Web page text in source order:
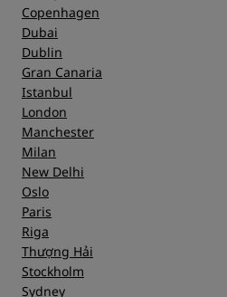
Copenhagen
Dubai
Dublin
Gran Canaria
Istanbul
London
Manchester
Milan
New Delhi
Oslo
Paris
Riga
Thượng Hải
Stockholm
Sydney